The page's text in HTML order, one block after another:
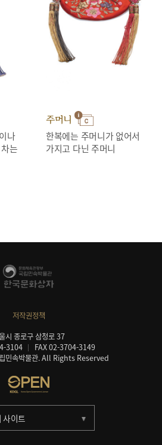
나
는
주머니
한복에는 주머니가 없어서
가지고 다닌 주머니
저작권정책
시 종로구 삼청로 37
3104
FAX 02-3704-3149
속박물관. All Rights Reserved
사이트